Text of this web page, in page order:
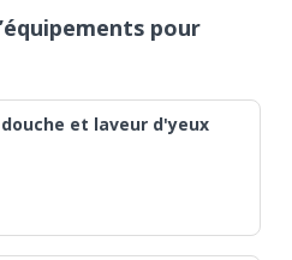
pour
et laveur d'yeux